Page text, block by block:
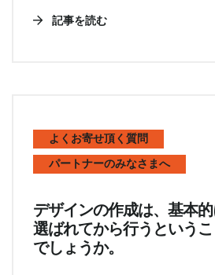
記事を読む
よくお寄せ頂く質問
パートナーのみなさまへ
デザインの作成は、基本
選ばれてから行うという
でしょうか。